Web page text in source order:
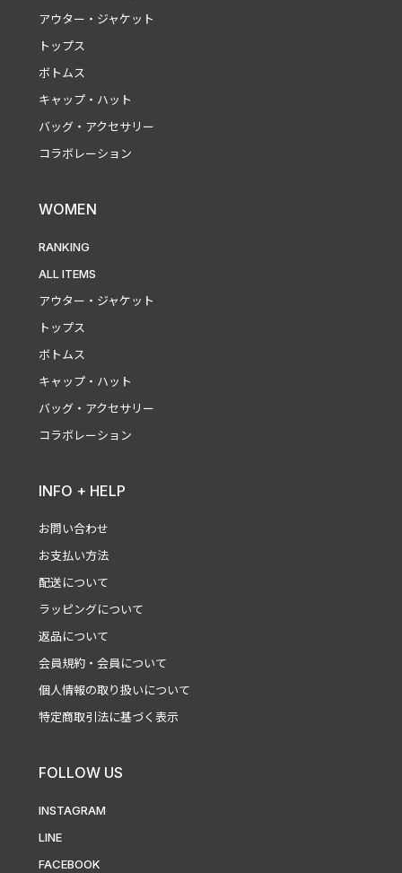
アウター・ジャケット
トップス
ボトムス
キャップ・ハット
バッグ・アクセサリー
コラボレーション
WOMEN
RANKING
ALL ITEMS
アウター・ジャケット
トップス
ボトムス
キャップ・ハット
バッグ・アクセサリー
コラボレーション
INFO + HELP
お問い合わせ
お支払い方法
配送について
ラッピングについて
返品について
会員規約・会員について
個人情報の取り扱いについて
特定商取引法に基づく表示
FOLLOW US
INSTAGRAM
LINE
FACEBOOK